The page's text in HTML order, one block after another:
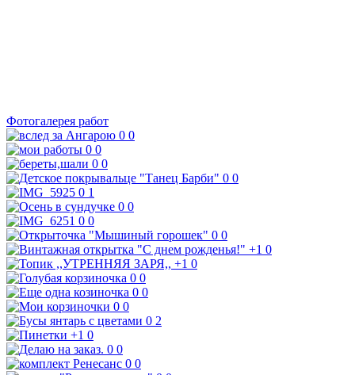
Фотогалерея работ
0 0
0 0
0 0
0 0
0 1
0 0
0 0
0 0
+1 0
+1 0
0 0
0 0
0 0
0 2
+1 0
0 0
0 0